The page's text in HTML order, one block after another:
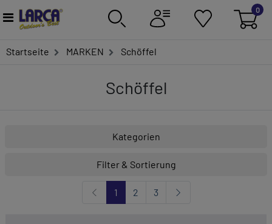
0
Startseite MARKEN Schöffel
Schöffel
Kategorien
Filter & Sortierung
1 2 3